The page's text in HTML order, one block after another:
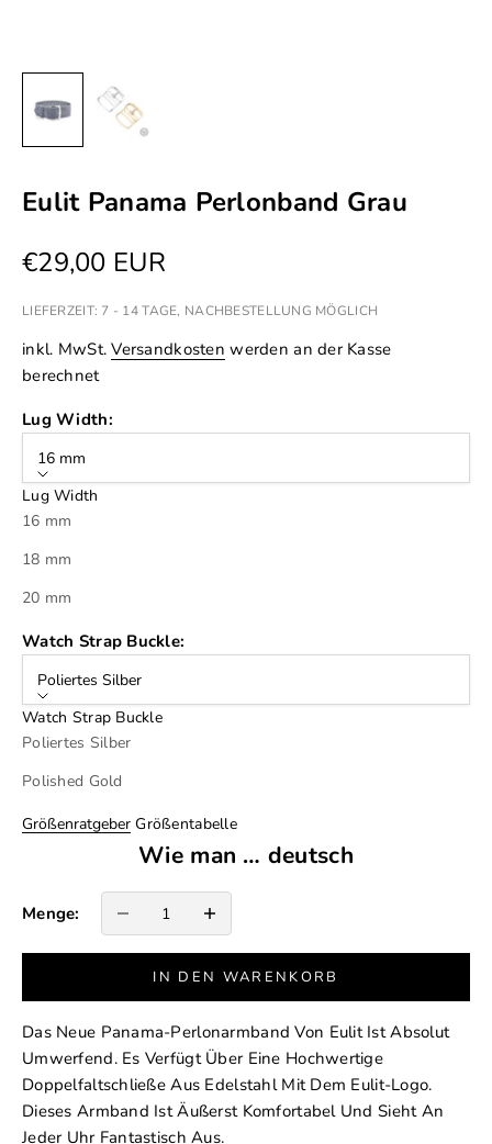
Eulit Panama Perlonband Grau
Angebot
€29,00 EUR
LIEFERZEIT: 7 - 14 TAGE, NACHBESTELLUNG MÖGLICH
inkl. MwSt.Versandkosten werden an der Kasse
berechnet
Lug Width:
16 mm
Lug Width
16 mm
18 mm
20 mm
Watch Strap Buckle:
Poliertes Silber
Watch Strap Buckle
Poliertes Silber
Polished Gold
Größenratgeber Größentabelle
Wie man … deutsch
Menge: Anzahl verringernAnzahl erhöhen
IN DEN WARENKORB
Das Neue Panama-Perlonarmband Von Eulit Ist Absolut
Umwerfend. Es Verfügt Über Eine Hochwertige
Doppelfaltschließe Aus Edelstahl Mit Dem Eulit-Logo.
Dieses Armband Ist Äußerst Komfortabel Und Sieht An
Jeder Uhr Fantastisch Aus.